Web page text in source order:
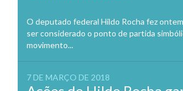
O deputado federal Hildo Rocha fez
ser considerado o ponto de partida
movimento...
7 DE MARÇO DE 2018